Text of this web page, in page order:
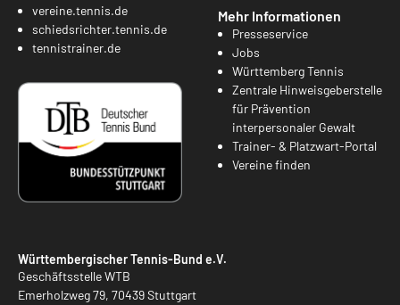
vereine.tennis.de
schiedsrichter.tennis.de
tennistrainer.de
Mehr Informationen
Presseservice
Jobs
Württemberg Tennis
Zentrale Hinweisgeberstelle
für Prävention
interpersonaler Gewalt
Trainer- & Platzwart-Portal
Vereine finden
Württembergischer Tennis-Bund e.V.
Geschäftsstelle WTB
Emerholzweg 79, 70439 Stuttgart